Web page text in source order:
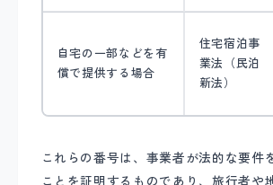
自宅の一部などを有
償で提供する場合
住宅宿泊事
業法（民泊
新法）
これらの番号は、事業者が法的な要件
ことを証明するものであり、旅行者や